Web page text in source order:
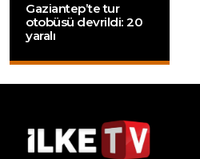
Gaziantep’te tur
otobüsü devrildi: 20
yaralı